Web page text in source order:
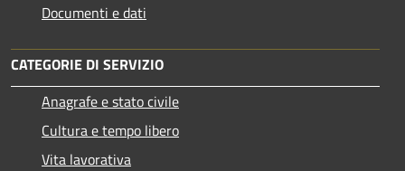
Documenti e dati
CATEGORIE DI SERVIZIO
Anagrafe e stato civile
Cultura e tempo libero
Vita lavorativa